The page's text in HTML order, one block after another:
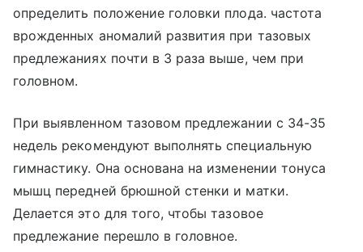
определить положение головки плода. частота
врожденных аномалий развития при тазовых
предлежаниях почти в 3 раза выше, чем при
головном.
При выявленном тазовом предлежании с 34-35
недель рекомендуют выполнять специальную
гимнастику. Она основана на изменении тонуса
мышц передней брюшной стенки и матки.
Делается это для того, чтобы тазовое
предлежание перешло в головное.